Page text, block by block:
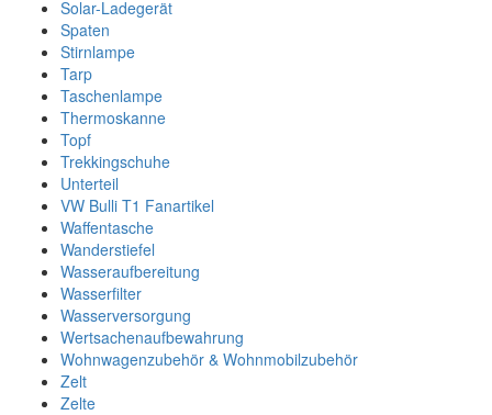
Solar-Ladegerät
Spaten
Stirnlampe
Tarp
Taschenlampe
Thermoskanne
Topf
Trekkingschuhe
Unterteil
VW Bulli T1 Fanartikel
Waffentasche
Wanderstiefel
Wasseraufbereitung
Wasserfilter
Wasserversorgung
Wertsachenaufbewahrung
Wohnwagenzubehör & Wohnmobilzubehör
Zelt
Zelte